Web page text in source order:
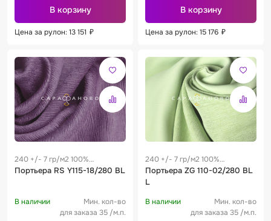
В корзину
Цена за рулон: 13 151 ₽
В корзину
Цена за рулон: 15 176 ₽
240 +/- 7 гр/м2 100%
полиэстер
Портьера RS Y115-18/280 BL
В наличии
Мин. кол-во
для заказа 35 /м.п.
240 +/- 7 гр/м2 100%
полиэстер
Портьера ZG 110-02/280 BL
L
В наличии
Мин. кол-во
для заказа 35 /м.п.